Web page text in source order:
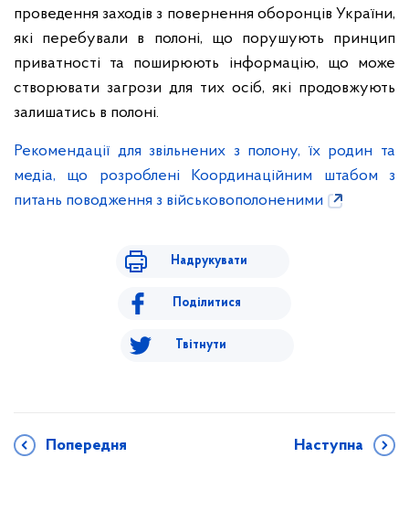
проведення заходів з повернення оборонців України,
які перебували в полоні, що порушують принцип
приватності та поширюють інформацію, що може
створювати загрози для тих осіб, які продовжують
залишатись в полоні.
Рекомендації для звільнених з полону, їх родин та
медіа, що розроблені Координаційним штабом з
питань поводження з військовополоненими
Надрукувати
Поділитися
Твітнути
Попередня Наступна